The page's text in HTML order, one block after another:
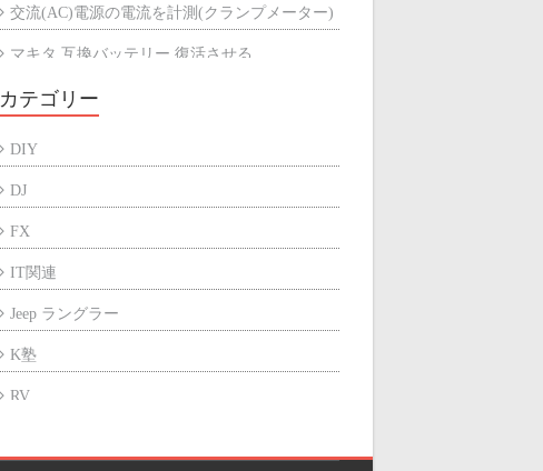
交流(AC)電源の電流を計測(クランプメーター)
マキタ 互換バッテリー 復活させる
マキタ 互換バッテリーが充電できない
カテゴリー
DIY
DJ
FX
IT関連
Jeep ラングラー
K塾
RV